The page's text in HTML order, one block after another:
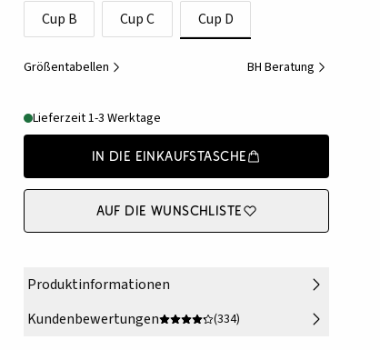
Cup B Cup C Cup D
Größentabellen BH Beratung
Lieferzeit 1-3 Werktage
In die Einkaufstasche
Auf die Wunschliste
Produktinformationen
Kundenbewertungen
(334)